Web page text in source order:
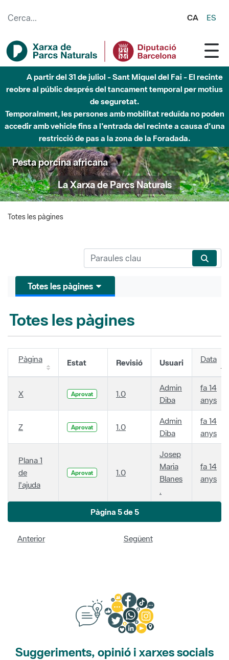
CA ES
A partir del 31 de juliol - Sant Miquel del Fai - El recinte
reobre al públic després del tancament temporal per motius
de seguretat.
Temporalment, les persones amb mobilitat reduïda no poden
accedir amb vehicle fins a l'entrada del recinte a causa d'una
restricció de pas a la zona de la Foradada.
Pesta porcina africana
La Xarxa de Parcs Naturals
Totes les pàgines
Totes les pàgines
Totes les pàgines
Pàgina Estat Revisió Usuari Data
X Aprovat 1.0
Admin
Diba
fa 14
anys
Z Aprovat 1.0
Admin
Diba
fa 14
anys
Plana 1
de
l'ajuda
Aprovat 1.0
Josep
Maria
Blanes
.
fa 14
anys
Pàgina 5 de 5
Anterior Següent
Suggeriments, opinió i xarxes socials